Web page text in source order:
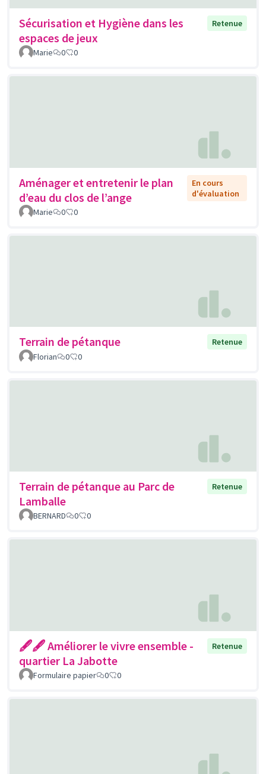
Sécurisation et Hygiène dans les
espaces de jeux
Retenue
Marie 0 0
Aménager et entretenir le plan
d’eau du clos de l’ange
En cours
d'évaluation
Marie
0 0
Terrain de pétanque
Retenue
Florian
0 0
Terrain de pétanque au Parc de
Lamballe
Retenue
BERNARD 0 0
🖋🖋 Améliorer le vivre ensemble -
quartier La Jabotte
Retenue
Formulaire papier 0 0